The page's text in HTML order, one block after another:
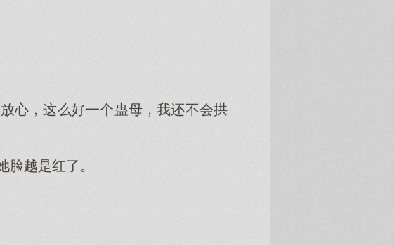
心，这么好一个蛊母，我还不会拱
越是红了。